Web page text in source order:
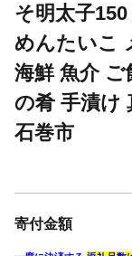
そ明太子
めんたいこ
海鮮 魚介
の肴 手漬け
石巻市
寄付金額